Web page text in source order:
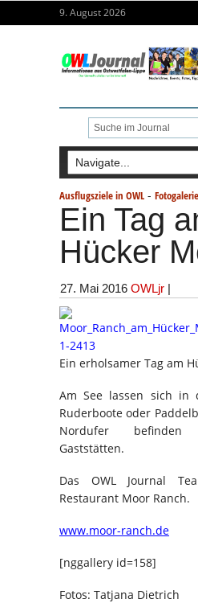
9. August 2026
Ausflugsziele in OWL -
Ein Tag
Hücker
27. Mai 2016 OWLjr |
Ein erholsamer Tag am
Am See lassen sich in
Ruderboote oder
Nordufer
Gaststätten.
Das OWL Journal
Restaurant Moor Ranch.
www.moor-ranch.de
[nggallery id=158]
Fotos: Tatjana Dietrich